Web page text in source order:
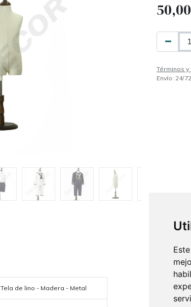
50,00
Términos
Envío: 24/
Tela de lino - Madera - Metal